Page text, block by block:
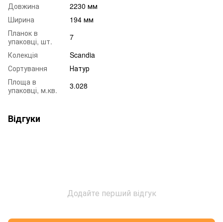
Довжина
2230 мм
Ширина
194 мм
Планок в
упаковці, шт.
7
Колекція
Scandia
Сортування
Натур
Площа в
упаковці, м.кв.
3.028
Відгуки
Додайте перший відгук